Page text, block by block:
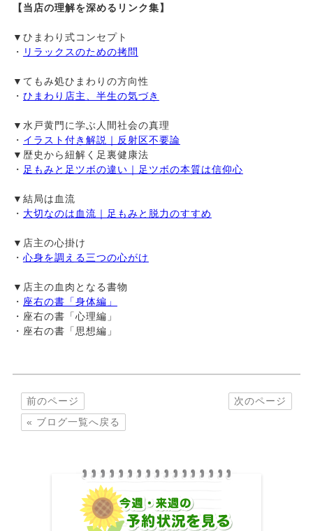
【当店の理解を深めるリンク集】
▼ひまわり式コンセプト
・ リラックスのための拷問
▼てもみ処ひまわりの方向性
・ ひまわり店主、半生の気づき
▼水戸黄門に学ぶ人間社会の真理
・ イラスト付き解説｜反射区不要論
▼歴史から紐解く足裏健康法
・ 足もみと足ツボの違い｜足ツボの本質は信仰心
▼結局は血流
・ 大切なのは血流｜足もみと脱力のすすめ
▼店主の心掛け
・ 心身を調える三つの心がけ
▼店主の血肉となる書物
・ 座右の書「身体編」
・座右の書「心理編」
・座右の書「思想編」
前のページ
次のページ
« ブログ一覧へ戻る